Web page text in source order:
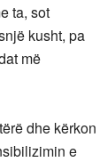
ta, sot
kusht, pa
më
dhe kërkon
e